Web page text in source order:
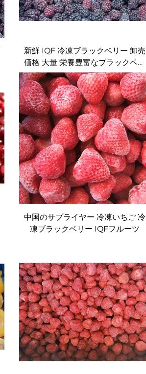
新鮮 IQF 冷凍ブラックベリー 卸売
価格 大量 栄養豊富なブラックベリ
ー果実 冷凍ブラックベリー IQF
中国のサプライヤー 冷凍いちご 冷
凍ブラックベリー IQFフルーツ